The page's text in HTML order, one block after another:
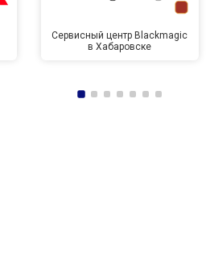
Сервисный центр Blackmagic
в Хабаровске